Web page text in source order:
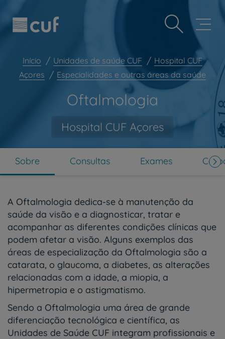
este
site
inclui
sistema
acessibilidade.
para
conteúdo
Prevenção e bem-estar
Grandes Áreas da Saúde
Plano +CUF
Clientes e acompanhantes
CUF Academic Center
Sobre nós
Contacte-nos
Início Unidades de saúde CUF
Hospital CUF
Açores
Especialidades e outras áreas da saúde
Oftalmologia
Hospital CUF Açores
Sobre Consultas Exames
A Oftalmologia dedica-se à manutenção da
saúde da visão e a diagnosticar, tratar e
acompanhar as diferentes condições clínicas que
podem afetar a visão. Alguns exemplos das
áreas de especialização da Oftalmologia são a
catarata, o glaucoma, a diabetes, as alterações
relacionadas com a idade, a miopia, a
hipermetropia e o astigmatismo.
Sendo a Oftalmologia uma área de grande
diferenciação tecnológica e científica, as
Unidades de Saúde CUF integram profissionais e